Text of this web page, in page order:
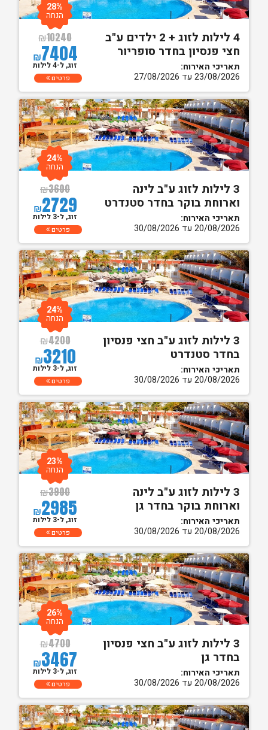
4 לילות לזוג + 2 ילדים ע"ב
חצי פנסיון בחדר סופריור
תאריכי האירוח:
23/08/2026 עד 27/08/2026
₪10240
₪7404
28%
הנחה
זוג, ל-4 לילות
פרטים
3 לילות לזוג ע"ב לינה
וארוחת בוקר בחדר סטנדרט
תאריכי האירוח:
20/08/2026 עד 30/08/2026
₪3600
₪2729
24%
הנחה
זוג, ל-3 לילות
פרטים
3 לילות לזוג ע"ב חצי פנסיון
בחדר סטנדרט
תאריכי האירוח:
20/08/2026 עד 30/08/2026
₪4200
₪3210
24%
הנחה
זוג, ל-3 לילות
פרטים
3 לילות לזוג ע"ב לינה
וארוחת בוקר בחדר גן
תאריכי האירוח:
20/08/2026 עד 30/08/2026
₪3900
₪2985
23%
הנחה
זוג, ל-3 לילות
פרטים
3 לילות לזוג ע"ב חצי פנסיון
בחדר גן
תאריכי האירוח:
20/08/2026 עד 30/08/2026
₪4700
₪3467
26%
הנחה
זוג, ל-3 לילות
פרטים